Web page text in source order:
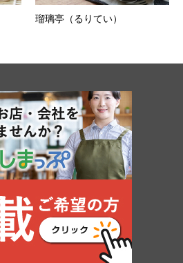
瑠璃亭（るりてい）